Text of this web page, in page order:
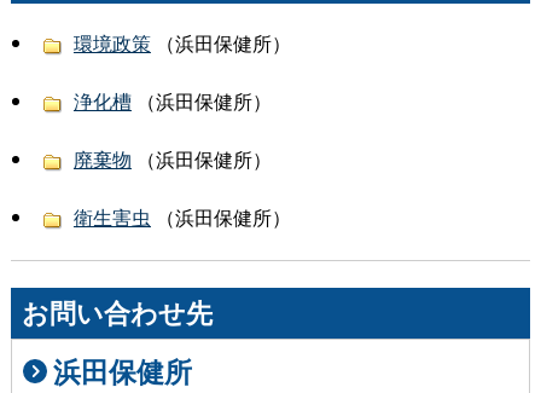
環境政策（浜田保健所）
浄化槽（浜田保健所）
廃棄物 （浜田保健所）
衛生害虫 （浜田保健所）
お問い合わせ先
浜田保健所